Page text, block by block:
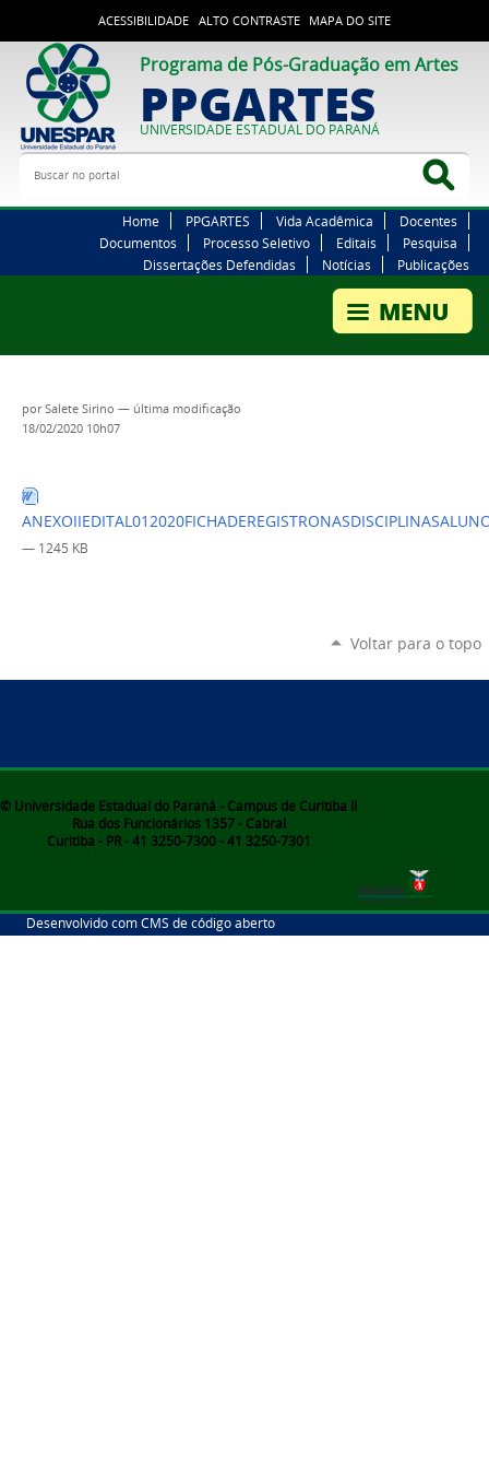
ACESSIBILIDADE ALTO CONTRASTE MAPA DO SITE
Programa de Pós-Graduação em Artes
PPGARTES
UNIVERSIDADE ESTADUAL DO PARANÁ
Buscar no portal
Home PPGARTES Vida Acadêmica
Docentes
Documentos
Processo Seletivo Editais
Pesquisa
Dissertações Defendidas
Notícias Publicações
porSalete Sirino — última modificação
18/02/2020 10h07
— 1245 KB
Voltar para o topo
© Universidade Estadual do Paraná - Campus de Curitiba II
Rua dos Funcionários 1357 - Cabral
Curitiba - PR - 41 3250-7300 - 41 3250-7301
Desenvolvido com CMS de código aberto